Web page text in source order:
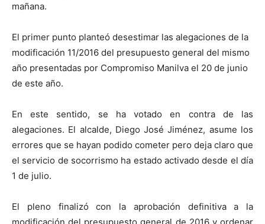
mañana.
El primer punto planteó desestimar las alegaciones de la
modificación 11/2016 del presupuesto general del mismo
año presentadas por Compromiso Manilva el 20 de junio
de este año.
En este sentido, se ha votado en contra de las
alegaciones. El alcalde, Diego José Jiménez, asume los
errores que se hayan podido cometer pero deja claro que
el servicio de socorrismo ha estado activado desde el día
1 de julio.
El pleno finalizó con la aprobación definitiva a la